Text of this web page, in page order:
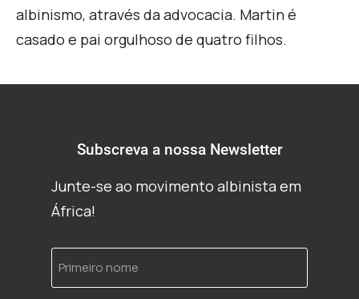
albinismo, através da advocacia. Martin é
casado e pai orgulhoso de quatro filhos.
Subscreva a nossa Newsletter
Junte-se ao movimento albinista em
África!
Primeiro
nome